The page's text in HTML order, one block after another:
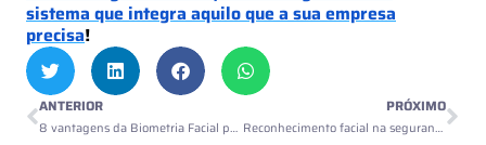
sistema que integra aquilo que a sua empresa
precisa!
ANTERIOR
8 vantagens da Biometria Facial para empresas de segurança
PRÓXIMO
Reconhecimento facial na segurança eletrônica: o investimento necessário para empresas do futuro